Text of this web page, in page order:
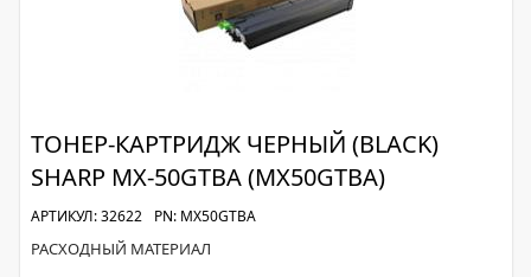
ТОНЕР-КАРТРИДЖ ЧЕРНЫЙ (BLACK)
SHARP MX-50GTBA (MX50GTBA)
АРТИКУЛ: 32622 PN: MX50GTBA
РАСХОДНЫЙ МАТЕРИАЛ